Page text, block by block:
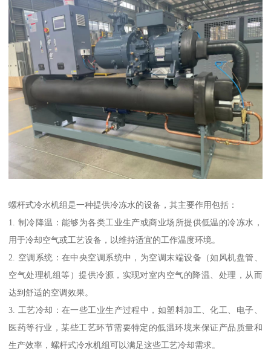
螺杆式冷水机组是一种提供冷冻水的设备，其主要作用包括：
1. 制冷降温：能够为各类工业生产或商业场所提供低温的冷冻水，
用于冷却空气或工艺设备，以维持适宜的工作温度环境。
2. 空调系统：在中央空调系统中，为空调末端设备（如风机盘管、
空气处理机组等）提供冷源，实现对室内空气的降温、处理，从而
达到舒适的空调效果。
3. 工艺冷却：在一些工业生产过程中，如塑料加工、化工、电子、
医药等行业，某些工艺环节需要特定的低温环境来保证产品质量和
生产效率，螺杆式冷水机组可以满足这些工艺冷却需求。